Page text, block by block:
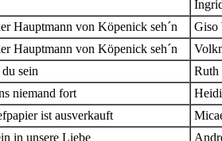
Hauptmann von Köpenick seh´n
Giso
Hauptmann von Köpenick seh´n
sein
Ruth
niemand fort
ist ausverkauft
in unsere Liebe